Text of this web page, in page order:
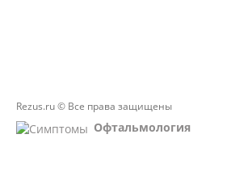
Rezus.ru © Все права защищены
Офтальмология